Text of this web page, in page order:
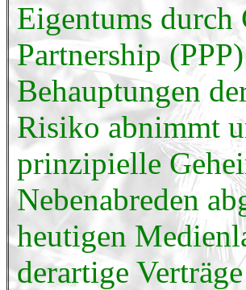
Eigentums durch
Partnership
Behauptungen
Risiko abnimmt
prinzipielle
Nebenabreden
heutigen
derartige